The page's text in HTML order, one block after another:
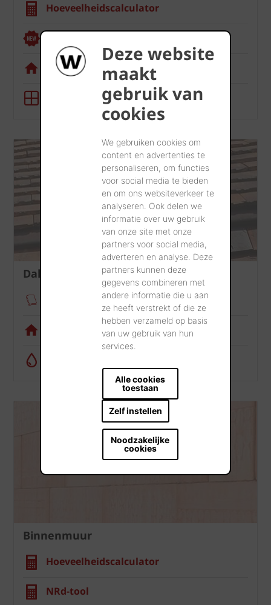
Deze website
maakt
gebruik van
cookies
We gebruiken cookies om
content en advertenties te
personaliseren, om functies
voor social media te bieden
en om ons websiteverkeer te
analyseren. Ook delen we
informatie over uw gebruik
van onze site met onze
partners voor social media,
adverteren en analyse. Deze
partners kunnen deze
gegevens combineren met
andere informatie die u aan
ze heeft verstrekt of die ze
hebben verzameld op basis
van uw gebruik van hun
services.
Alle cookies
toestaan
Zelf instellen
Noodzakelijke
cookies
Hoeveelheidscalculator
Visualisatietool
Dak
Verankeringsmodule
Visualisatietool
Binnenmuur
Hoeveelheidscalculator
NRd-tool